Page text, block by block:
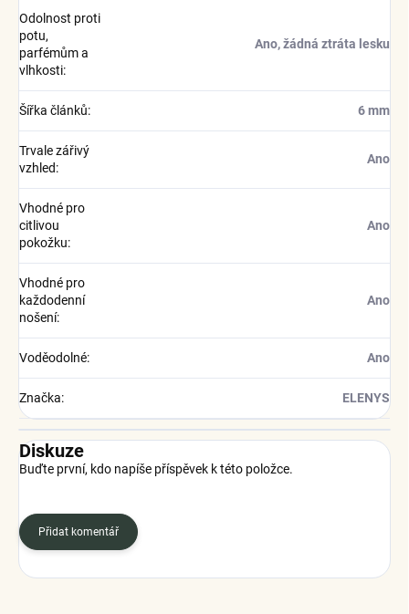
Odolnost proti
potu,
parfémům a
vlhkosti:
Ano, žádná ztráta lesku
Šířka článků: 6 mm
Trvale zářivý
vzhled:
Ano
Vhodné pro
citlivou
pokožku:
Ano
Vhodné pro
každodenní
nošení:
Ano
Voděodolné: Ano
Značka: ELENYS
Diskuze
Buďte první, kdo napíše příspěvek k této položce.
Přidat komentář